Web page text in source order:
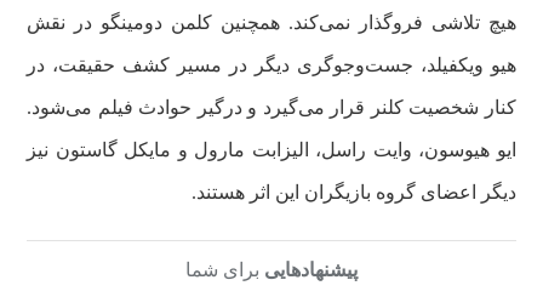
هیچ تلاشی فروگذار نمی‌کند. همچنین کلمن دومینگو در نقش
هیو ویکفیلد، جست‌وجوگری دیگر در مسیر کشف حقیقت، در
کنار شخصیت کلنر قرار می‌گیرد و درگیر حوادث فیلم می‌شود.
ایو هیوسون، وایت راسل، الیزابت مارول و مایکل گاستون نیز
دیگر اعضای گروه بازیگران این اثر هستند.
پیشنهادهایی برای شما